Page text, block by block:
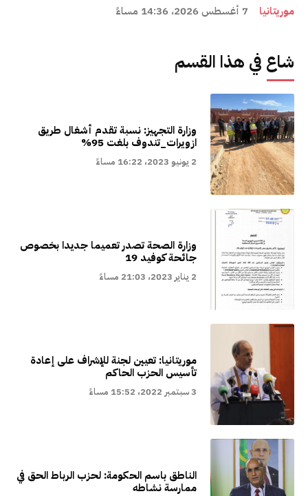
موريتانيا 7 أغسطس 2026، 14:36 مساءً
شاع في هذا القسم
وزارة التجهيز: نسبة تقدم أشغال طريق
ازويرات_تندوف بلغت 95%
2 يونيو 2023، 16:22 مساءً
وزارة الصحة تصدر تعميما جديدا بخصوص
جائحة كوفيد 19
2 يناير 2023، 21:03 مساءً
موريتانيا: تعيين لجنة للإشراف على إعادة
تأسيس الحزب الحاكم
3 سبتمبر 2022، 15:52 مساءً
الناطق باسم الحكومة: لحزب الرباط الحق في
ممارسة نشاطه